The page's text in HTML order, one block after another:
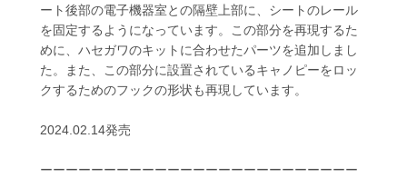
ート後部の電子機器室との隔壁上部に、シートのレール
を固定するようになっています。この部分を再現するた
めに、ハセガワのキットに合わせたパーツを追加しまし
た。また、この部分に設置されているキャノピーをロッ
クするためのフックの形状も再現しています。
2024.02.14発売
ーーーーーーーーーーーーーーーーーーーーーーーーー